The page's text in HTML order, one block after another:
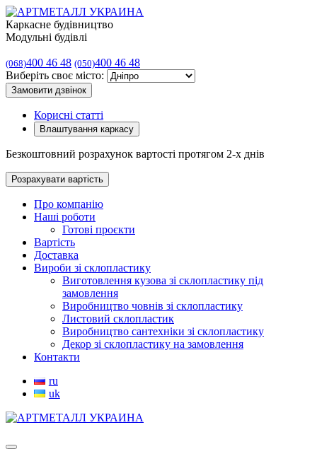
Каркасне будівництво
Модульні будівлі
(068)400 46 48 (050)400 46 48
Виберіть своє місто:
Замовити дзвінок
Корисні статті
Влаштування каркасу
Безкоштовний розрахунок вартості протягом 2-х днів
Розрахувати вартість
Про компанію
Наші роботи
Готові проєкти
Вартість
Доставка
Вироби зі склопластику
Виготовлення кузова зі склопластику під
замовлення
Виробництво човнів зі склопластику
Листовий склопластик
Виробництво сантехніки зі склопластику
Декор зі склопластику на замовлення
Контакти
ru
uk